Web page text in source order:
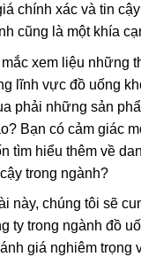
chính xác và tin
cũng là một khía
xem liệu những
lĩnh vực đồ uống
phải những sản
Bạn có cảm giác
tìm hiểu thêm về
trong ngành?
này, chúng tôi sẽ
ty trong ngành đồ
giá nghiêm trọng